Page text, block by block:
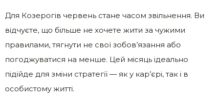
Для Козерогів червень стане часом звільнення. Ви
відчуєте, що більше не хочете жити за чужими
правилами, тягнути не свої зобов’язання або
погоджуватися на менше. Цей місяць ідеально
підійде для зміни стратегії — як у кар’єрі, так і в
особистому житті.